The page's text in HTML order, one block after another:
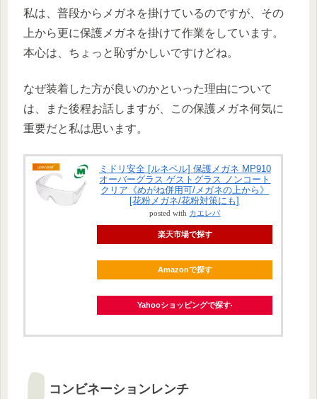
私は、普段からメガネを掛けているのですが、その
上から更に保護メガネを掛けて作業をしています。
本心は、ちょっと恥ずかしいですけどね。
なぜ装着した方が良いのかといった理由について
は、また後程お話しますが、この保護メガネ何気に
重要だと私は思います。
ミドリ安全 [ルネベル] 保護メガネ MP910
オーバーグラス ゲストグラス ノンコート
クリア《めがね併用可/メガネの上から》
[花粉メガネ/花粉対策にも]
posted with カエレバ
楽天市場で探す
Amazonで探す
Yahooショッピングで探す
コンビネーションレンチ